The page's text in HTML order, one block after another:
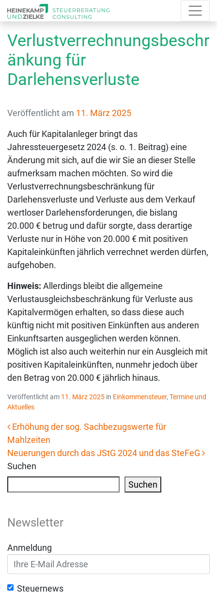
Verlustverrechnungsbeschr
änkung für
Darlehensverluste
Veröffentlicht am 11. März 2025
Auch für Kapitalanleger bringt das
Jahressteuergesetz 2024 (s. o. 1. Beitrag) eine
Änderung mit sich, auf die wir Sie an dieser Stelle
aufmerksam machen möchten. So wird die
Verlustverrechnungsbeschränkung für
Darlehensverluste und Verluste aus dem Verkauf
wertloser Darlehensforderungen, die bislang
20.000 € betrug und dafür sorgte, dass derartige
Verluste nur in Höhe von 20.000 € mit positiven
Kapitaleinkünften jährlich verrechnet werden dürfen,
aufgehoben.
Hinweis: Allerdings bleibt die allgemeine
Verlustausgleichsbeschränkung für Verluste aus
Kapitalvermögen erhalten, so dass diese auch
künftig nicht mit positiven Einkünften aus anderen
Einkunftsarten ausgeglichen werden können.
Möglich ist also auch weiterhin nur ein Ausgleich mit
positiven Kapitaleinkünften, nunmehr jedoch über
den Betrag von 20.000 € jährlich hinaus.
Veröffentlicht am 11. März 2025 in Einkommensteuer, Termine und
Aktuelles
Beitrags-Navigation
Erhöhung der sog. Sachbezugswerte für
Mahlzeiten
Neuerungen durch das JStG 2024 und das SteFeG
Suchen
Suchen
Newsletter
Anmeldung
Steuernews